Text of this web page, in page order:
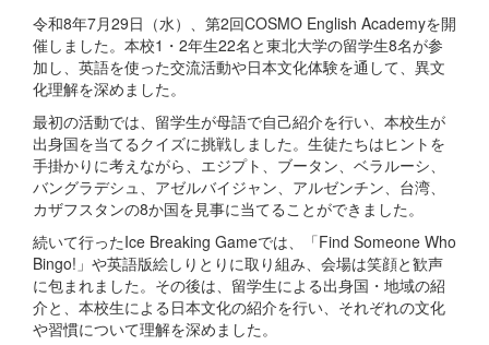
令和8年7月29日（水）、第2回COSMO English Academyを開
催しました。本校1・2年生22名と東北大学の留学生8名が参
加し、英語を使った交流活動や日本文化体験を通して、異文
化理解を深めました。
最初の活動では、留学生が母語で自己紹介を行い、本校生が
出身国を当てるクイズに挑戦しました。生徒たちはヒントを
手掛かりに考えながら、エジプト、ブータン、ベラルーシ、
バングラデシュ、アゼルバイジャン、アルゼンチン、台湾、
カザフスタンの8か国を見事に当てることができました。
続いて行ったIce Breaking Gameでは、「Find Someone Who
Bingo!」や英語版絵しりとりに取り組み、会場は笑顔と歓声
に包まれました。その後は、留学生による出身国・地域の紹
介と、本校生による日本文化の紹介を行い、それぞれの文化
や習慣について理解を深めました。